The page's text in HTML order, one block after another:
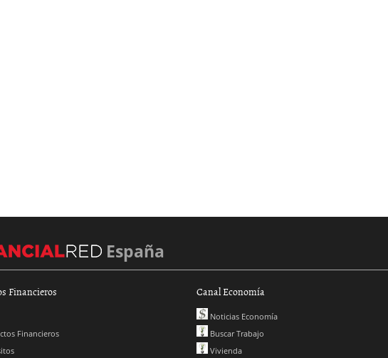
España
Financieros
Financieros
Canal Economía
Noticias Economía
Buscar Trabajo
Vivienda